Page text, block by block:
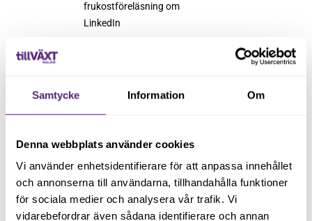
Samtycke Information Om
Denna webbplats använder cookies
Vi använder enhetsidentifierare för att anpassa innehållet
och annonserna till användarna, tillhandahålla funktioner
för sociala medier och analysera vår trafik. Vi
vidarebefordrar även sådana identifierare och annan
frukostföreläsning om
LinkedIn